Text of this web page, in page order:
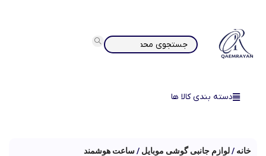
دسته بندی کالا ها
خانه لوازم جانبی گوشی موبایل ساعت هوشمند